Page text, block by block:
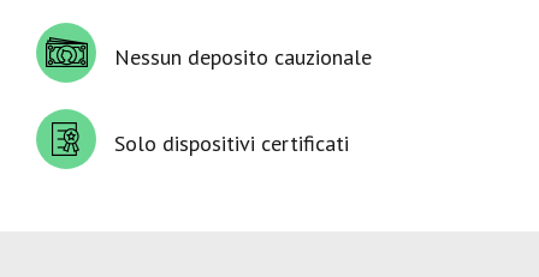
Nessun deposito cauzionale
Solo dispositivi certificati